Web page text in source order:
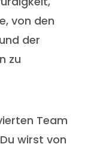
von den
der
zu
Team
wirst von